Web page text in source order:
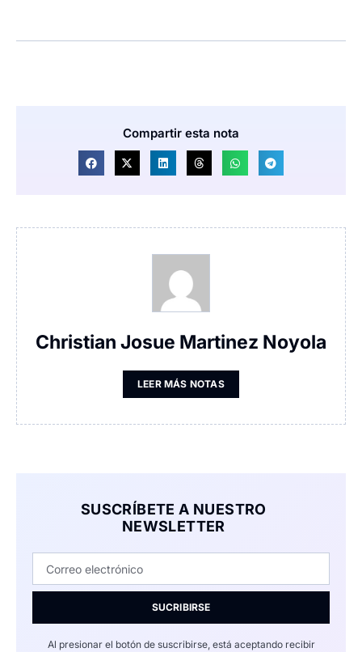
Compartir esta nota
Christian Josue Martinez Noyola
LEER MÁS NOTAS
SUSCRÍBETE A NUESTRO
NEWSLETTER
SUCRIBIRSE
Al presionar el botón de suscribirse, está aceptando recibir